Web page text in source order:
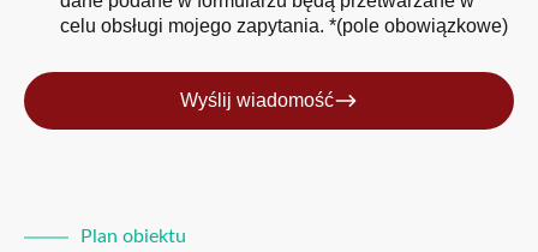
celu obsługi mojego zapytania. *(pole obowiązkowe)
Wyślij wiadomość
Plan obiektu